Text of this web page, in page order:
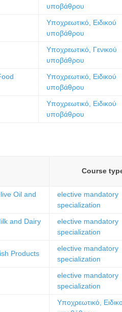
υποβάθρου
Υποχρεωτικό, Ειδικού
υποβάθρου
Υποχρεωτικό, Γενικού
υποβάθρου
Υποχρεωτικό, Ειδικού
υποβάθρου
Υποχρεωτικό, Ειδικού
υποβάθρου
Course
Oil and
elective mandatory
specialization
and Dairy
elective mandatory
specialization
Products
elective mandatory
specialization
elective mandatory
specialization
Υποχρεωτικό,